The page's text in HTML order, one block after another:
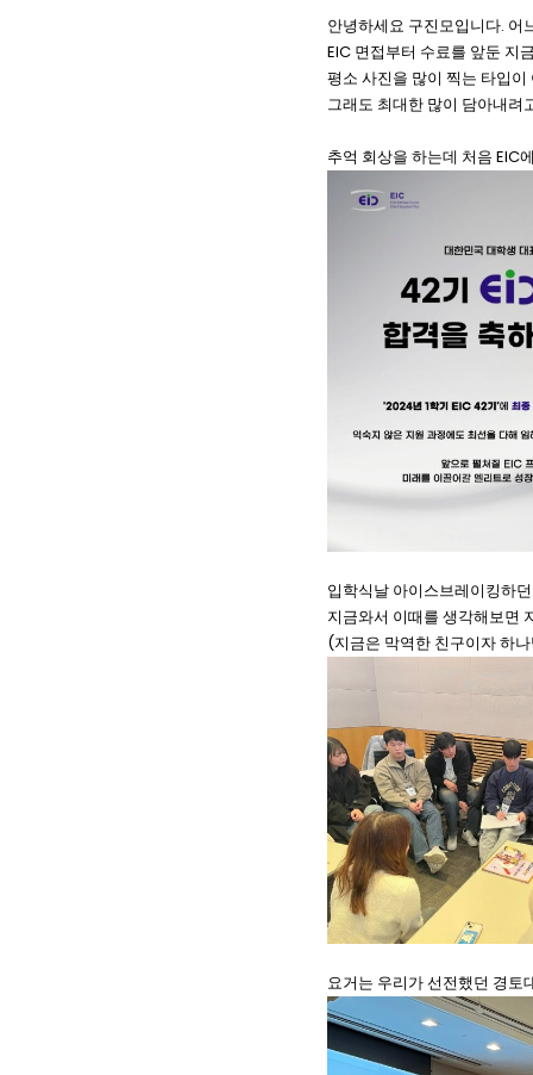
안녕하세요 구진모입니다. 어
EIC 면접부터 수료를 앞둔 지
평소 사진을 많이 찍는 타입
그래도 최대한 많이 담아내려
추억 회상을 하는데 처음 EIC
입학식날 아이스브레이킹하
지금와서 이때를 생각해보면
(지금은 막역한 친구이자 하
요거는 우리가 선전했던 경토